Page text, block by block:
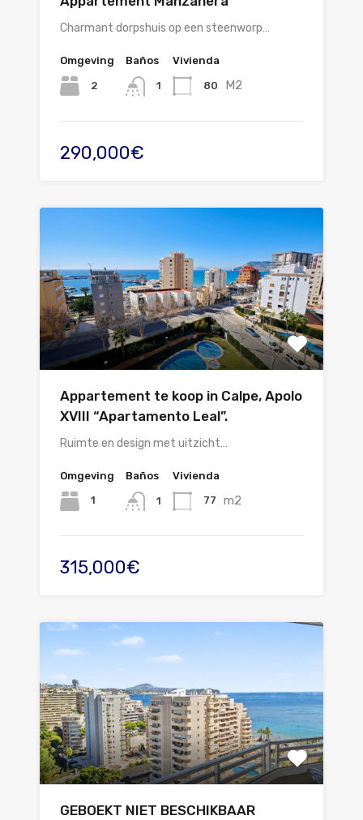
Charmant dorpshuis op een steenworp…
Omgeving
2
Baños
1
Vivienda
80 M2
290,000€
Appartement te koop in Calpe, Apolo
XVIII “Apartamento Leal”.
Ruimte en design met uitzicht…
Omgeving
1
Baños
1
Vivienda
77 m2
315,000€
GEBOEKT NIET BESCHIKBAAR